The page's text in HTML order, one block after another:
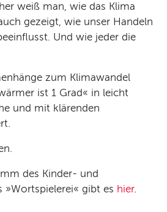
weiß man, wie das Klima
gezeigt, wie unser Handeln
Und wie jeder die
zum Klimawandel
ist 1 Grad« in leicht
und mit klärenden
des Kinder- und
»Wortspielerei« gibt es hier.